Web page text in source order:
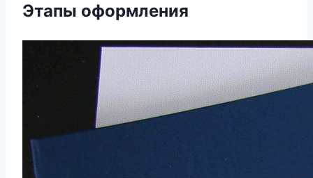
Этапы оформления